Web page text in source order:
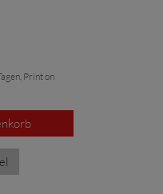
Print on